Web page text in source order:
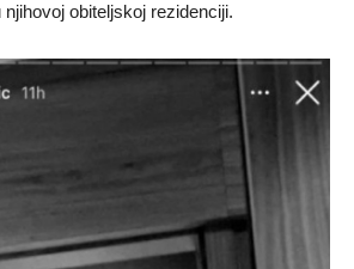
obiteljskoj rezidenciji.